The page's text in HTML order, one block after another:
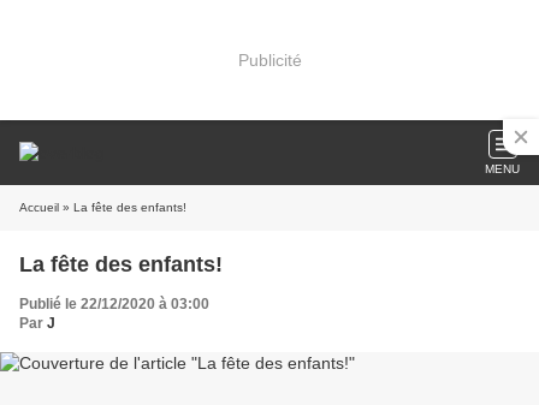
Publicité
MENU
Accueil » La fête des enfants!
La fête des enfants!
Publié le 22/12/2020 à 03:00
Par J